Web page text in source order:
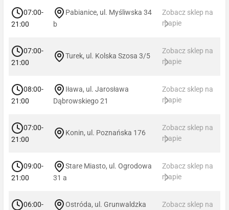
07:00-
21:00
Pabianice, ul. Myśliwska 34
b
Zobacz sklep na
mapie
07:00-
21:00
Turek, ul. Kolska Szosa 3/5
Zobacz sklep na
mapie
08:00-
21:00
Iława, ul. Jarosława
Dąbrowskiego 21
Zobacz sklep na
mapie
07:00-
21:00
Konin, ul. Poznańska 176
Zobacz sklep na
mapie
09:00-
21:00
Stare Miasto, ul. Ogrodowa
31 a
Zobacz sklep na
mapie
06:00-
Ostróda, ul. Grunwaldzka
Zobacz sklep na